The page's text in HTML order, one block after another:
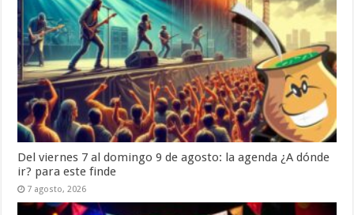
Del viernes 7 al domingo 9 de agosto: la agenda ¿A dónde
ir? para este finde
7 agosto, 2026